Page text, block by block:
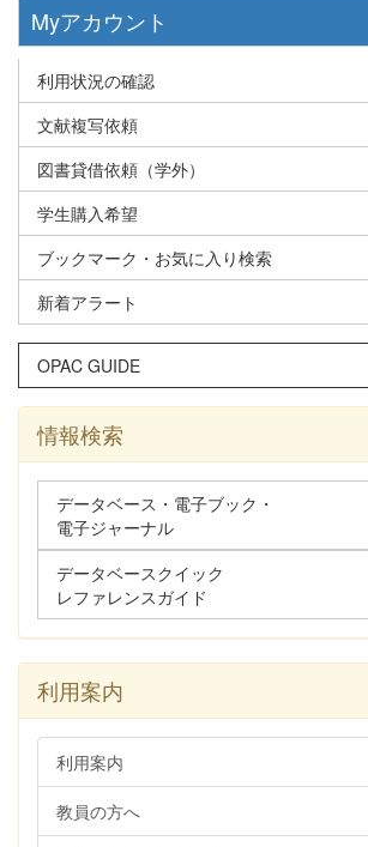
Myアカウント
利用状況の確認
文献複写依頼
図書貸借依頼（学外）
学生購入希望
ブックマーク・お気に入り検索
新着アラート
OPAC GUIDE
情報検索
データベース・電子ブック・
電子ジャーナル
データベースクイック
レファレンスガイド
利用案内
利用案内
教員の方へ